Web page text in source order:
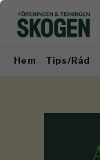
Hem Tips/Råd